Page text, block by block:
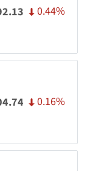
0.44%
0.16%